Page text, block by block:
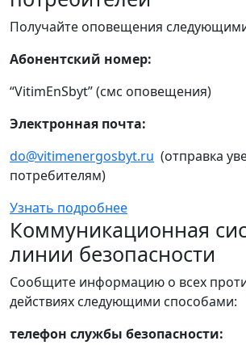
Получайте оповещения
Абонентский номер:
“VitimEnSbyt” (смс оповещения)
Электронная почта:
do@vitimenergosbyt.ru (отправка
потребителям)
Узнать подробнее
Коммуникационная
линии безопасности
Сообщите информацию о всех
действиях следующими способами:
телефон службы безопасности: